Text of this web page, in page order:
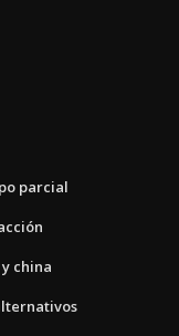
parcial
china